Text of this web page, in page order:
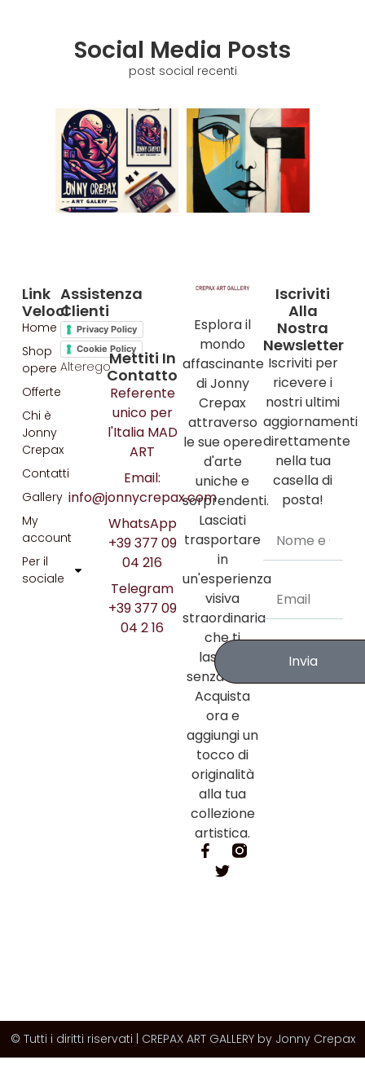
Social Media Posts
post social recenti
Esplora il
mondo
affascinante
di Jonny
Crepax
attraverso
le sue opere
d'arte
uniche e
sorprendenti.
Lasciati
trasportare
in
un'esperienza
visiva
straordinaria
che ti
lascerà
senza fiato.
Acquista
ora e
aggiungi un
tocco di
originalità
alla tua
collezione
artistica.
Assistenza
Clienti
Privacy Policy
Cookie Policy
Alterego
Link
Veloci
Home
Shop
opere
Offerte
Chi è
Jonny
Crepax
Contatti
Gallery
My
account
Per il
sociale
Mettiti In
Contatto
Referente
unico per
l'Italia MAD
ART
Email:
info@jonnycrepax.com
WhatsApp
+39 377 09
04 216
Telegram
+39 377 09
04 2 16
Iscriviti
Alla
Nostra
Newsletter
Iscriviti per
ricevere i
nostri ultimi
aggiornamenti
direttamente
nella tua
casella di
posta!
Invia
© Tutti i diritti riservati | CREPAX ART GALLERY by Jonny Crepax